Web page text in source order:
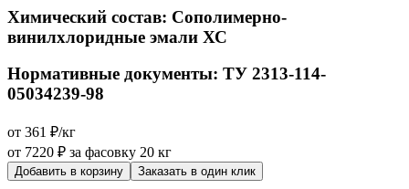
Химический состав: Сополимерно-
винилхлоридные эмали ХС
Нормативные документы: ТУ 2313-114-
05034239-98
от 361 ₽/кг
от 7220 ₽ за фасовку 20 кг
Добавить в корзину Заказать в один клик